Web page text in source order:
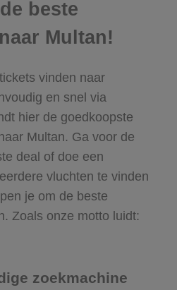
beste
Multan!
vinden naar
en snel via
hier de goedkoopste
Multan. Ga voor de
deal of doe een
vluchten te vinden
je om de beste
Zoals onze motto luidt:
zoekmachine